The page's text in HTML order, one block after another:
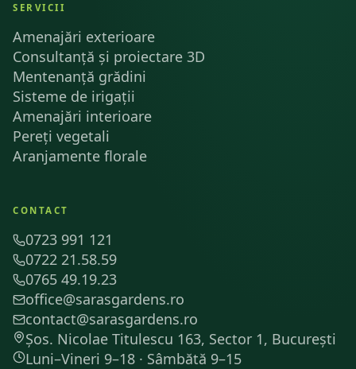
SERVICII
Amenajări exterioare
Consultanță și proiectare 3D
Mentenanță grădini
Sisteme de irigații
Amenajări interioare
Pereți vegetali
Aranjamente florale
CONTACT
0723 991 121
0722 21.58.59
0765 49.19.23
office@sarasgardens.ro
contact@sarasgardens.ro
Șos. Nicolae Titulescu 163, Sector 1, București
Luni–Vineri 9–18 · Sâmbătă 9–15